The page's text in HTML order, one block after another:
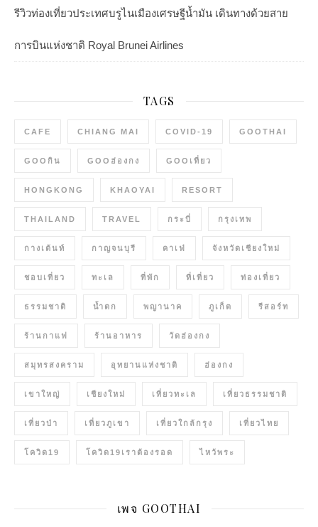
รีวิวท่องเที่ยวประเทศบรูไนเมืองเศรษฐีน้ำมัน เดินทางด้วยสาย
การบินแห่งชาติ Royal Brunei Airlines
TAGS
CAFE CHIANG MAI COVID-19 GOOTHAI
GOOกิน GOOฮ่องกง GOOเที่ยว
HONGKONG KHAOYAI RESORT
THAILAND TRAVEL กระบี่ กรุงเทพ
กางเต้นท์ กาญจนบุรี คาเฟ่ จังหวัดเชียงใหม่
ชอบเที่ยว ทะเล ที่พัก ที่เที่ยว ท่องเที่ยว
ธรรมชาติ น้ำตก พญานาค ภูเก็ต รีสอร์ท
ร้านกาแฟ ร้านอาหาร วัดฮ่องกง
สมุทรสงคราม อุทยานแห่งชาติ ฮ่องกง
เขาใหญ่ เชียงใหม่ เที่ยวทะเล เที่ยวธรรมชาติ
เที่ยวป่า เที่ยวภูเขา เที่ยวใกล้กรุง เที่ยวไทย
โควิด19 โควิด19เราต้องรอด ไหว้พระ
เพจ GOOTHAI